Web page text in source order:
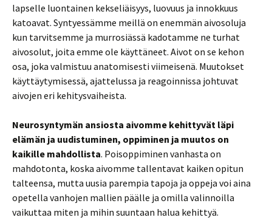
lapselle luontainen kekseliäisyys, luovuus ja innokkuus
katoavat. Syntyessämme meillä on enemmän aivosoluja
kun tarvitsemme ja murrosiässä kadotamme ne turhat
aivosolut, joita emme ole käyttäneet. Aivot on se kehon
osa, joka valmistuu anatomisesti viimeisenä. Muutokset
käyttäytymisessä, ajattelussa ja reagoinnissa johtuvat
aivojen eri kehitysvaiheista.
Neurosyntymän ansiosta aivomme kehittyvät läpi
elämän ja uudistuminen, oppiminen ja muutos on
kaikille mahdollista. Poisoppiminen vanhasta on
mahdotonta, koska aivomme tallentavat kaiken opitun
talteensa, mutta uusia parempia tapoja ja oppeja voi aina
opetella vanhojen mallien päälle ja omilla valinnoilla
vaikuttaa miten ja mihin suuntaan halua kehittyä.